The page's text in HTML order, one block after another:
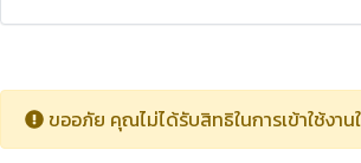
ขออภัย คุณไม่ได้รับสิทธิในการเข้าใช้งา